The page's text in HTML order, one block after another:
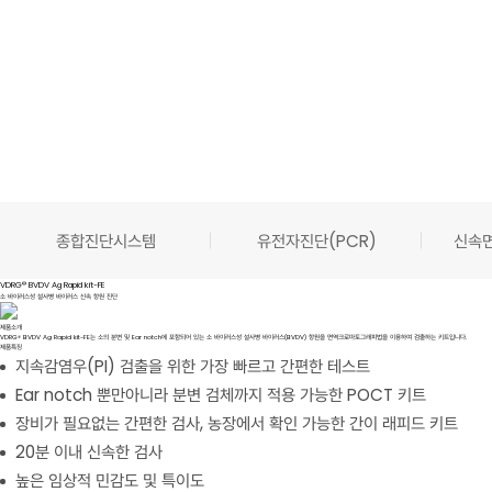
종합진단시스템 유전자진단(PCR) 신속
VDRG® BVDV Ag Rapid kit-FE
소 바이러스성 설사병 바이러스 신속 항원 진단
제품소개
VDRG® BVDV Ag Rapid kit-FE는 소의 분변 및 Ear notch에 포함되어 있는 소 바이러스성 설사병 바이러스(BVDV) 항원을 면역크로마토그래피법을 이용하여 검출하는 키트입니다.
제품특징
지속감염우(PI) 검출을 위한 가장 빠르고 간편한 테스트
Ear notch 뿐만아니라 분변 검체까지 적용 가능한 POCT 키트
장비가 필요없는 간편한 검사, 농장에서 확인 가능한 간이 래피드 키트
20분 이내 신속한 검사
높은 임상적 민감도 및 특이도